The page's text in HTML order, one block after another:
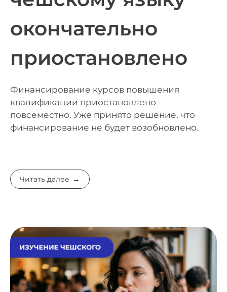
окончательно
приостановлено
Финансирование курсов повышения
квалификации приостановлено
повсеместно. Уже принято решение, что
финансирование не будет возобновлено.
Читать далее